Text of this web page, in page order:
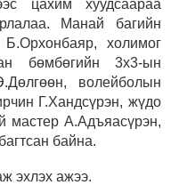
цахим хуудсаараа
Манай багийн
холимог
бөмбөгийн 3х3-ын
волейболын
Г.Хандсүрэн, жүдо
мастер А.Адъяасүрэн,
байна.
эхлэх ажээ.